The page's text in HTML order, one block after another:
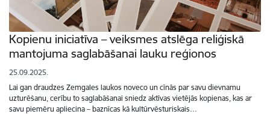
Kopienu iniciatīva – veiksmes atslēga reliģiskā
mantojuma saglabāšanai lauku reģionos
25.09.2025.
Lai gan draudzes Zemgales laukos noveco un cīnās par savu dievnamu
uzturēšanu, cerību to saglabāšanai sniedz aktīvas vietējās kopienas, kas ar
savu piemēru apliecina – baznīcas kā kultūrvēsturiskais…